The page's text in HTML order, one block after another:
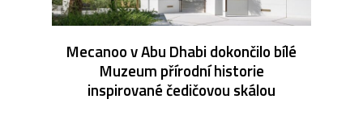
Mecanoo v Abu Dhabi dokončilo bílé
Muzeum přírodní historie
inspirované čedičovou skálou